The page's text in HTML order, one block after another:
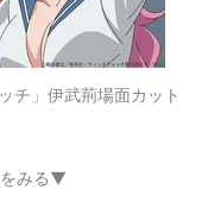
チ」伊武荊場面カット
みる▼